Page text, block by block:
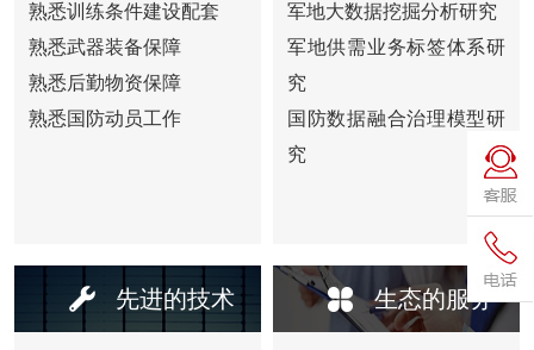
熟悉训练条件建设配套
熟悉武器装备保障
熟悉后勤物资保障
熟悉国防动员工作
军地大数据挖掘分析研究
军地供需业务标签体系研
究
国防数据融合治理模型研
究
先进的技术 生态的服务